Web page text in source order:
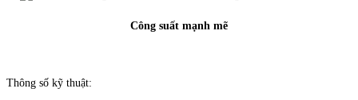
Công suất mạnh mẽ
Thông số kỹ thuật: